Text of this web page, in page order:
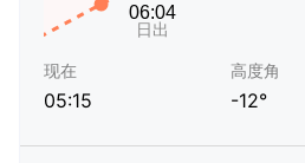
现在
05:15
高度角
-12°